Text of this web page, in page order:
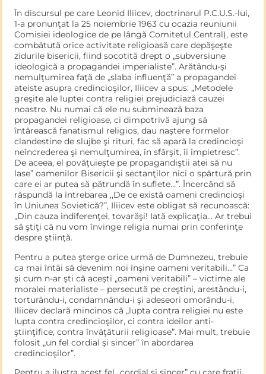
În discursul pe care Leonid Iliicev, doctrinarul P.C.U.S.-lui,
1-a pronunţat la 25 noiembrie 1963 cu ocazia reuniunii
Comisiei ide­ologice de pe lângă Comitetul Central), este
combătută orice activitate religioasă care depăşeşte
zidurile bisericii, fiind socotită drept o „subversiune
ideologică a propagandei imperialiste”. Arătându-şi
nemulţumirea faţă de „slaba influenţă” a propagandei
ateiste asupra credincioşilor, Iliicev a spus: „Metodele
greşite ale luptei contra religiei prejudiciază cauzei
noastre. Nu numai că ele nu subminează baza
propagandei religioase, ci dimpotrivă ajung să
întărească fanatismul religios, dau naştere formelor
clandestine de slujbe şi rituri, fac să apară la credincioşi
neîncrederea şi ne­mulţumirea, în sfârşit, îi împietresc”.
De aceea, el povăţuieşte pe propagandiştii atei să nu
lase” oamenilor Bisericii şi sectanţilor nici o spărtură prin
care ei ar putea să pătrundă în suflete…”. Încercând să
răspundă la întrebarea ,,De ce există oameni credin­cioşi
în Uniunea Sovietică?”, Iliicev este obligat să recunoască:
„Din cauza indiferenţei, tovarăşi! Iată explicaţia… Ar trebui
să ştiţi că nu vom învinge religia numai prin conferinţe
despre ştiinţă.
Pentru a putea şterge orice urmă de Dumnezeu, trebuie
ca mai întâi să devenim noi înşine oameni veritabili…” Ca
şi cum n-ar şti că aceşti „oameni veritabili” – victime ale
moralei materialiste – per­secută pe creştini, arestându-i,
torturându-i, condamnându-i şi adeseori omorându-i,
Iliicev declară mincinos că „lupta contra religiei nu este
lupta contra credincioşilor, ci contra ideilor anti-
ştiinţifice, contra învăţăturii religioase”. Mai mult, trebuie
folosit „un fel cordial şi sincer” în abordarea
credincioşilor”.